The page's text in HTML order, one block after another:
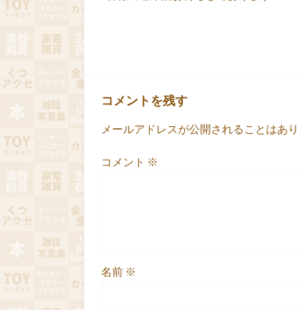
コメントを残す
メールアドレスが公開されることはあり
コメント ※
名前 ※